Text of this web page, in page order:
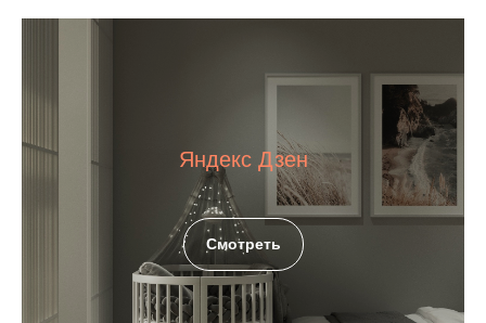
Яндекс Дзен
Смотреть